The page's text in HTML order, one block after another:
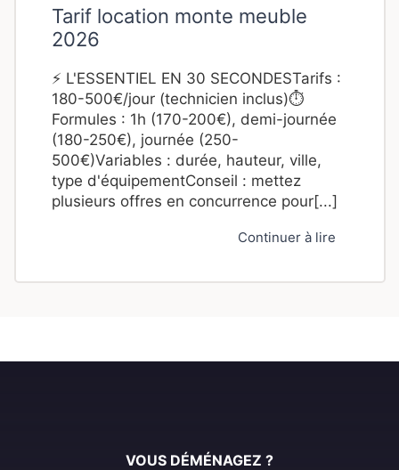
Tarif location monte meuble
2026
⚡ L'ESSENTIEL EN 30 SECONDESTarifs :
180-500€/jour (technicien inclus)⏱️
Formules : 1h (170-200€), demi-journée
(180-250€), journée (250-
500€)Variables : durée, hauteur, ville,
type d'équipementConseil : mettez
plusieurs offres en concurrence pour[...]
Continuer à lire
VOUS DÉMÉNAGEZ ?